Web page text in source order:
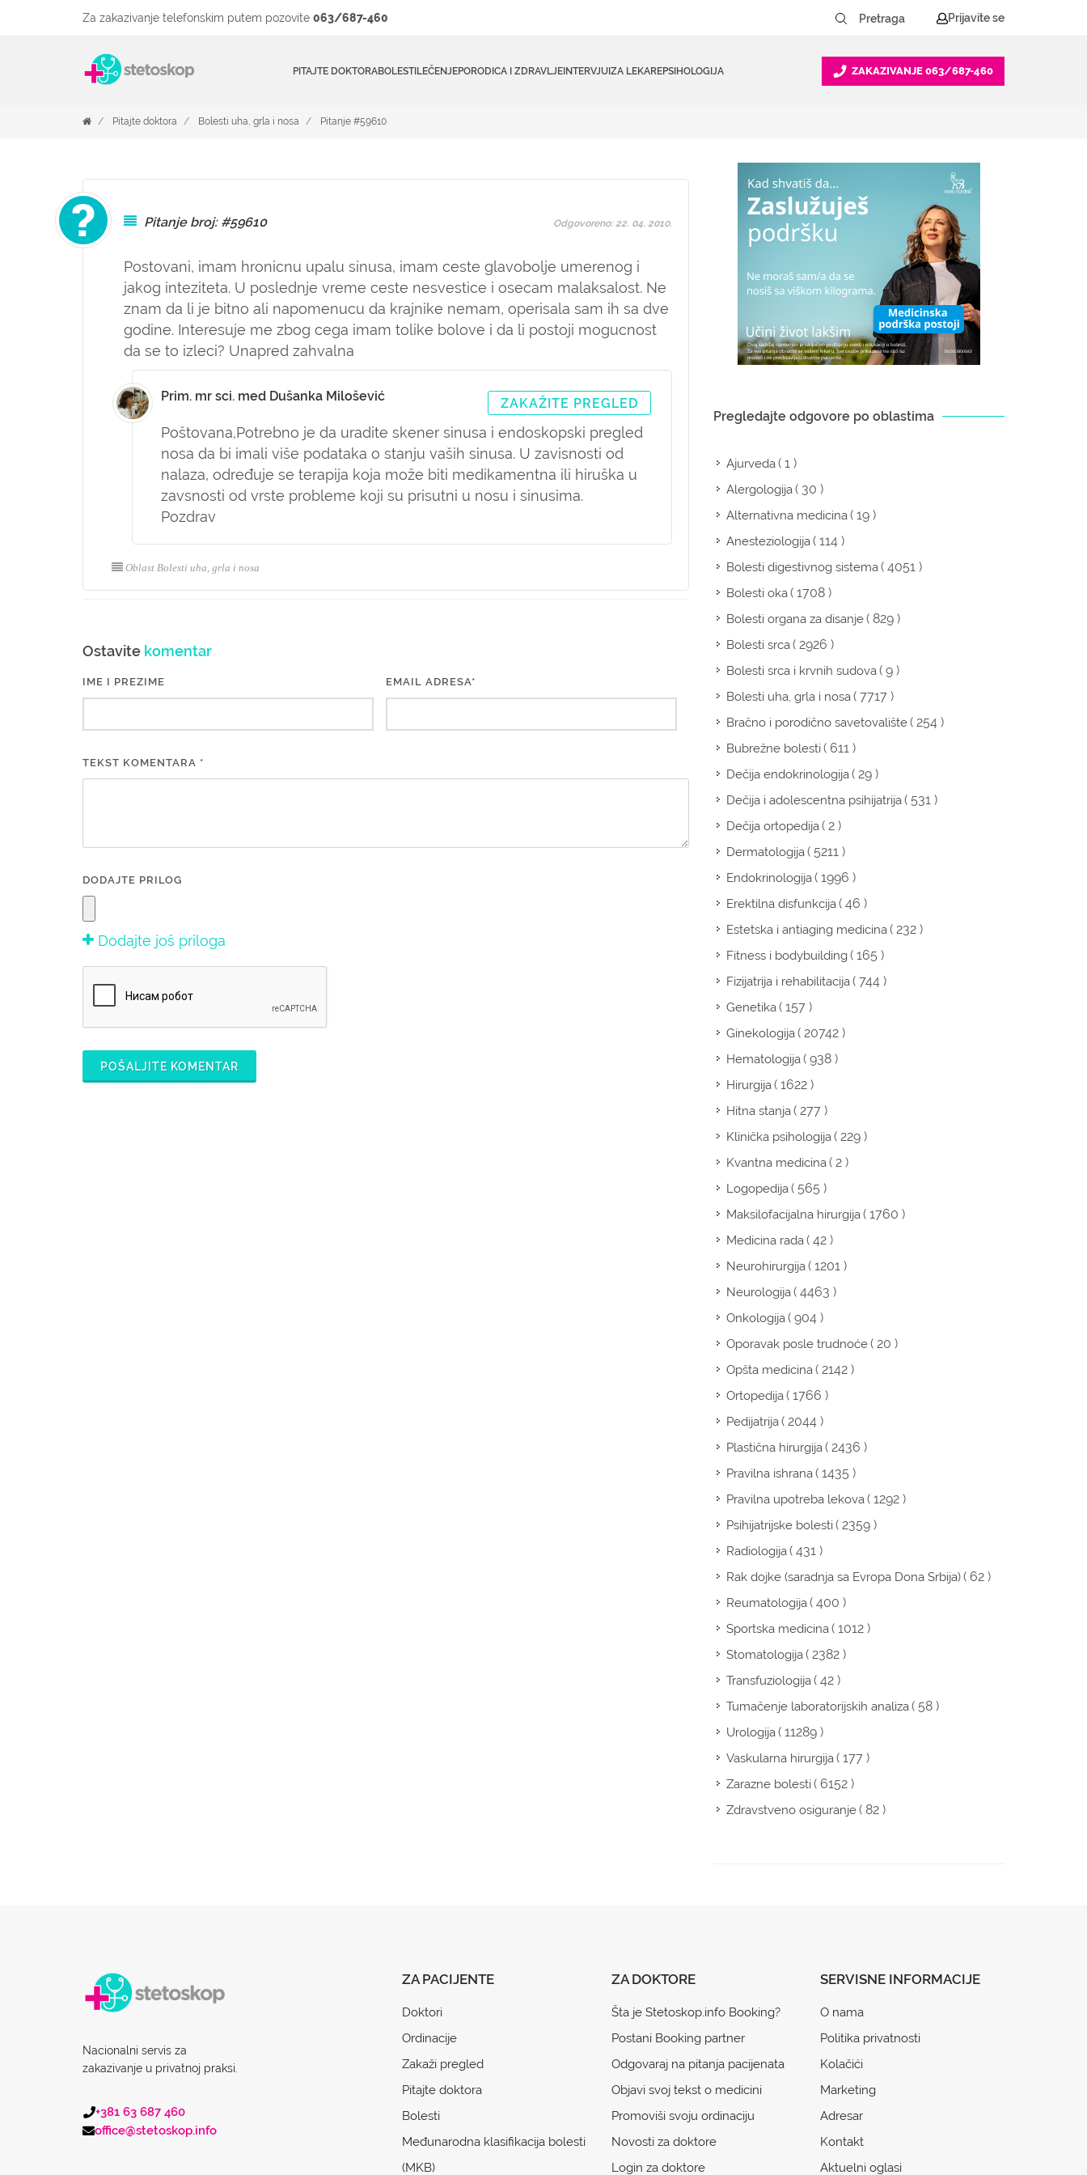
Za zakazivanje telefonskim putem pozovite 063/687-460 Prijavite se
PITAJTE DOKTORABOLESTILEČENJEPORODICA I ZDRAVLJEINTERVJUIZA LEKAREPSIHOLOGIJA ZAKAZIVANJE 063/687-460
Pitajte doktora Bolesti uha, grla i nosa Pitanje #59610
Pitanje broj: #59610
Postovani, imam hronicnu upalu sinusa, imam ceste glavobolje umerenog i
jakog inteziteta. U poslednje vreme ceste nesvestice i osecam malaksalost. Ne
znam da li je bitno ali napomenucu da krajnike nemam, operisala sam ih sa dve
godine. Interesuje me zbog cega imam tolike bolove i da li postoji mogucnost
da se to izleci? Unapred zahvalna
Odgovoreno: 22. 04. 2010.
Prim. mr sci. med Dušanka Milošević ZAKAŽITE PREGLED
Poštovana,Potrebno je da uradite skener sinusa i endoskopski pregled
nosa da bi imali više podataka o stanju vaših sinusa. U zavisnosti od
nalaza, određuje se terapija koja može biti medikamentna ili hiruška u
zavsnosti od vrste probleme koji su prisutni u nosu i sinusima.
Pozdrav
Oblast Bolesti uha, grla i nosa
Ostavite komentar
IME I PREZIME EMAIL ADRESA*
TEKST KOMENTARA *
DODAJTE PRILOG
Dodajte još priloga
POŠALJITE KOMENTAR
Pregledajte odgovore po oblastima
Ajurveda( 1 )
Alergologija( 30 )
Alternativna medicina( 19 )
Anesteziologija( 114 )
Bolesti digestivnog sistema( 4051 )
Bolesti oka( 1708 )
Bolesti organa za disanje( 829 )
Bolesti srca( 2926 )
Bolesti srca i krvnih sudova( 9 )
Bolesti uha, grla i nosa( 7717 )
Bračno i porodično savetovalište( 254 )
Bubrežne bolesti( 611 )
Dečija endokrinologija( 29 )
Dečija i adolescentna psihijatrija( 531 )
Dečija ortopedija( 2 )
Dermatologija( 5211 )
Endokrinologija( 1996 )
Erektilna disfunkcija( 46 )
Estetska i antiaging medicina( 232 )
Fitness i bodybuilding( 165 )
Fizijatrija i rehabilitacija( 744 )
Genetika( 157 )
Ginekologija( 20742 )
Hematologija( 938 )
Hirurgija( 1622 )
Hitna stanja( 277 )
Klinička psihologija( 229 )
Kvantna medicina( 2 )
Logopedija( 565 )
Maksilofacijalna hirurgija( 1760 )
Medicina rada( 42 )
Neurohirurgija( 1201 )
Neurologija( 4463 )
Onkologija( 904 )
Oporavak posle trudnoće( 20 )
Opšta medicina( 2142 )
Ortopedija( 1766 )
Pedijatrija( 2044 )
Plastična hirurgija( 2436 )
Pravilna ishrana( 1435 )
Pravilna upotreba lekova( 1292 )
Psihijatrijske bolesti( 2359 )
Radiologija( 431 )
Rak dojke (saradnja sa Evropa Dona Srbija)( 62 )
Reumatologija( 400 )
Sportska medicina( 1012 )
Stomatologija( 2382 )
Transfuziologija( 42 )
Tumačenje laboratorijskih analiza( 58 )
Urologija( 11289 )
Vaskularna hirurgija( 177 )
Zarazne bolesti( 6152 )
Zdravstveno osiguranje( 82 )
Nacionalni servis za
zakazivanje u privatnoj praksi.
+381 63 687 460
office@stetoskop.info
ZA PACIJENTE
Doktori
Ordinacije
Zakaži pregled
Pitajte doktora
Bolesti
Međunarodna klasifikacija bolesti
(MKB)
ZA DOKTORE
Šta je Stetoskop.info Booking?
Postani Booking partner
Odgovaraj na pitanja pacijenata
Objavi svoj tekst o medicini
Promoviši svoju ordinaciju
Novosti za doktore
Login za doktore
SERVISNE INFORMACIJE
O nama
Politika privatnosti
Kolačići
Marketing
Adresar
Kontakt
Aktuelni oglasi